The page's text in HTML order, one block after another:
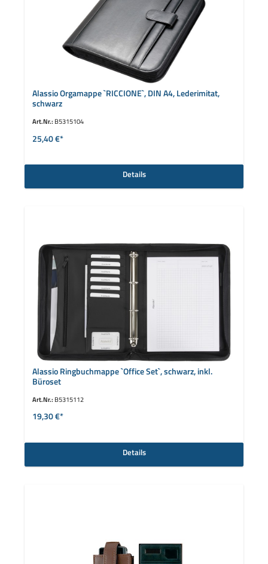
Alassio Orgamappe `RICCIONE`, DIN A4, Lederimitat,
schwarz
Art.Nr.: B5315104
25,40 €*
Details
Alassio Ringbuchmappe `Office Set`, schwarz, inkl.
Büroset
Art.Nr.: B5315112
19,30 €*
Details